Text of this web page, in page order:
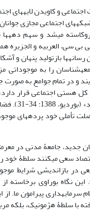
اجتماعی و کاویدن
اجتماعی مجازی
می‏شد و سهم
بی سی، العربیه و
‏بازتولید پنهان و
را به
و در تمام جوامع به صورت
کل هستی اجتماعی قرار
بفهمند
تأملی خود پرده‏ها‏ی موجود
جدید، جامعۀ مدنی در
سعی می‏کنند سلطۀ
در بازاندیشی شرایط
دارد (بوراوی، 2005). این
سرمایه‏داری پیرامون ما.
با سلطۀ هژمونیک، بلکه